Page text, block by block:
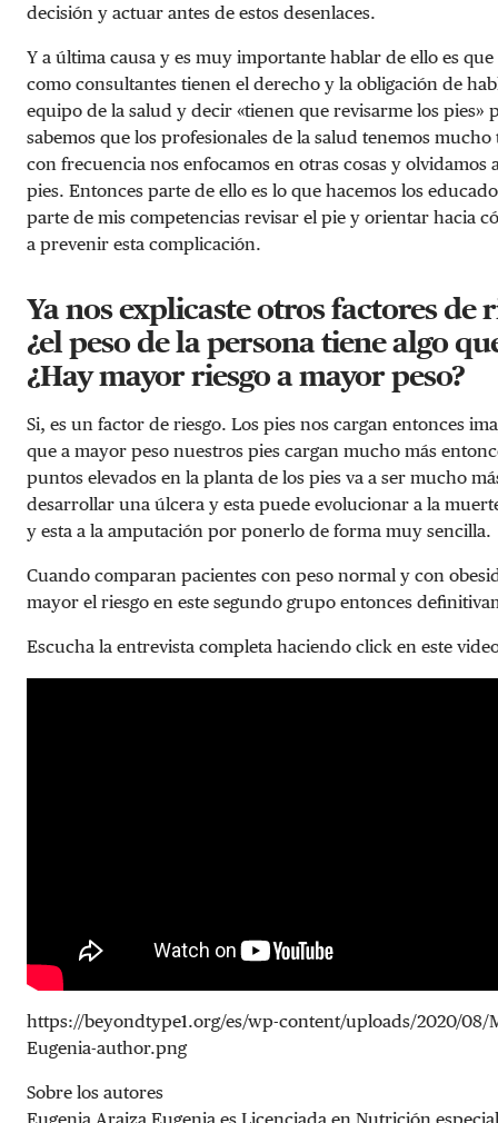
decisión y actuar antes de estos desenlaces.
Y a última causa y es muy importante hablar de ello es que
como consultantes tienen el derecho y la obligación de
equipo de la salud y decir «tienen que revisarme los pies»
sabemos que los profesionales de la salud tenemos mucho
con frecuencia nos enfocamos en otras cosas y olvidamos
pies. Entonces parte de ello es lo que hacemos los
parte de mis competencias revisar el pie y orientar hacia
a prevenir esta complicación.
Ya nos explicaste otros factores de
¿el peso de la persona tiene algo
¿Hay mayor riesgo a mayor peso?
Si, es un factor de riesgo. Los pies nos cargan entonces
que a mayor peso nuestros pies cargan mucho más
puntos elevados en la planta de los pies va a ser mucho
desarrollar una úlcera y esta puede evolucionar a la
y esta a la amputación por ponerlo de forma muy sencilla.
Cuando comparan pacientes con peso normal y con
mayor el riesgo en este segundo grupo entonces
Escucha la entrevista completa haciendo click en este
https://beyondtype1.org/es/wp-content/uploads/2020/08/
Eugenia-author.png
Sobre los autores